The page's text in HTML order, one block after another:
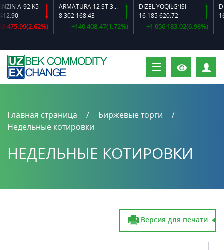
A-92 K5
ARMATURA 12 ST 35 GS O‘LCHAMLI
8 302 168.43
+140 408.47(1.72%)
DIZEL YOQILG‘ISI
16 185 620.72
+1 056 183.02(6.98%)
16
Главная страница
Биржевые торги
Недельные котировки
НЕДЕЛЬНЫЕ КОТИРОВКИ
Версия для печати